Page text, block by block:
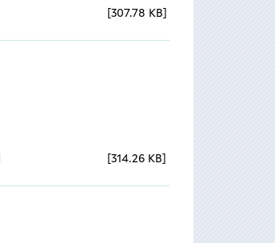
307.78 KB
314.26 KB